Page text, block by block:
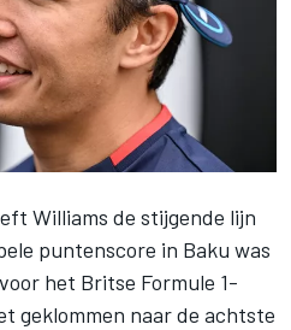
Williams de stijgende lijn
puntenscore in Baku was
het Britse Formule 1-
geklommen naar de achtste